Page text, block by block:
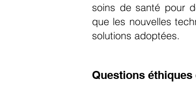
soins de santé pour
que les nouvelles
solutions adoptées.
Questions